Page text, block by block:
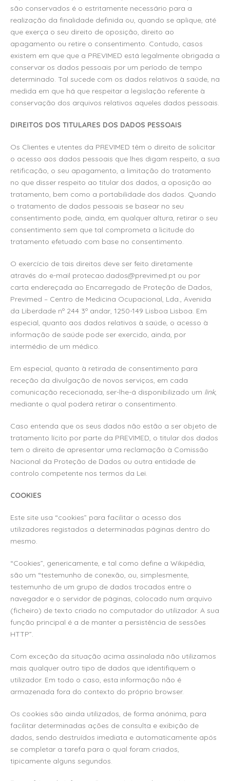
são conservados é o estritamente necessário para a
realização da finalidade definida ou, quando se aplique, até
que exerça o seu direito de oposição, direito ao
apagamento ou retire o consentimento. Contudo, casos
existem em que que a PREVIMED está legalmente obrigada a
conservar os dados pessoais por um período de tempo
determinado. Tal sucede com os dados relativos à saúde, na
medida em que há que respeitar a legislação referente à
conservação dos arquivos relativos aqueles dados pessoais.
DIREITOS DOS TITULARES DOS DADOS PESSOAIS
Os Clientes e utentes da PREVIMED têm o direito de solicitar
o acesso aos dados pessoais que lhes digam respeito, a sua
retificação, o seu apagamento, a limitação do tratamento
no que disser respeito ao titular dos dados, a oposição ao
tratamento, bem como a portabilidade dos dados. Quando
o tratamento de dados pessoais se basear no seu
consentimento pode, ainda, em qualquer altura, retirar o seu
consentimento sem que tal comprometa a licitude do
tratamento efetuado com base no consentimento.
O exercício de tais direitos deve ser feito diretamente
através do e-mail protecao.dados@previmed.pt ou por
carta endereçada ao Encarregado de Proteção de Dados,
Previmed – Centro de Medicina Ocupacional, Lda., Avenida
da Liberdade nº 244 3º andar, 1250-149 Lisboa Lisboa. Em
especial, quanto aos dados relativos à saúde, o acesso à
informação de saúde pode ser exercido, ainda, por
intermédio de um médico.
Em especial, quanto à retirada de consentimento para
receção da divulgação de novos serviços, em cada
comunicação rececionada, ser-lhe-á disponibilizado um link,
mediante o qual poderá retirar o consentimento.
Caso entenda que os seus dados não estão a ser objeto de
tratamento lícito por parte da PREVIMED, o titular dos dados
tem o direito de apresentar uma reclamação à Comissão
Nacional da Proteção de Dados ou outra entidade de
controlo competente nos termos da Lei.
COOKIES
Este site usa “cookies” para facilitar o acesso dos
utilizadores registados a determinadas páginas dentro do
mesmo.
“Cookies”, genericamente, e tal como define a Wikipédia,
são um “testemunho de conexão, ou, simplesmente,
testemunho de um grupo de dados trocados entre o
navegador e o servidor de páginas, colocado num arquivo
(ficheiro) de texto criado no computador do utilizador. A sua
função principal é a de manter a persistência de sessões
HTTP”.
Com exceção da situação acima assinalada não utilizamos
mais qualquer outro tipo de dados que identifiquem o
utilizador. Em todo o caso, esta informação não é
armazenada fora do contexto do próprio browser.
Os cookies são ainda utilizados, de forma anónima, para
facilitar determinadas ações de consulta e exibição de
dados, sendo destruídos imediata e automaticamente após
se completar a tarefa para o qual foram criados,
tipicamente alguns segundos.